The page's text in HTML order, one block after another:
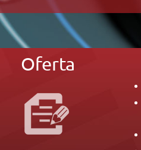
Oferta